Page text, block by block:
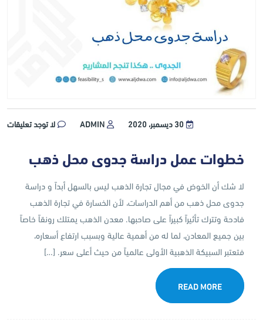
30 ديسمبر، 2020 ADMIN لا توجد تعليقات
خطوات عمل دراسة جدوى محل ذهب
لا شك أن الخوض في مجال تجارة الذهب ليس بالسهل أبداً و دراسة
جدوى محل ذهب من أهم الدراسات، لأن الخسارة في تجارة الذهب
فادحة وتترك تأثيراً كبيراً على صاحبها. معدن الذهب يمتلك رونقاً خاصاً
بين جميع المعادن، لما له من أهمية عالية وبسبب ارتفاع أسعاره،
فتعتبر السبيكة الذهبية الأولى عالمياً من حيث أعلى سعر. […]
READ MORE